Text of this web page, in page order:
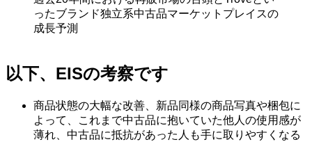
ったブランド独立系中古品マーケットプレイスの
成長予測
以下、EISの考察です
商品状態の大幅な改善、新品同様の商品写真や梱包に
よって、これまで中古品に抱いていた他人の使用感が
薄れ、中古品に抵抗があった人も手に取りやすくなる